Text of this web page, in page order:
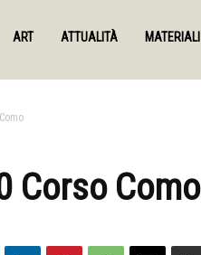
ART ATTUALITÀ MATERIALI
Corso Como